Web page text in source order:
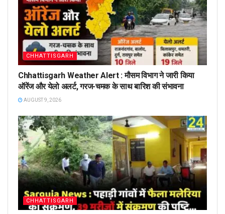
CHHATTISGARH
Chhattisgarh Weather Alert : मौसम विभाग ने जारी किया
ऑरेंज और येलो अलर्ट, गरज-चमक के साथ बारिश की संभावना
AUGUST 9, 2026
CHHATTISGARH